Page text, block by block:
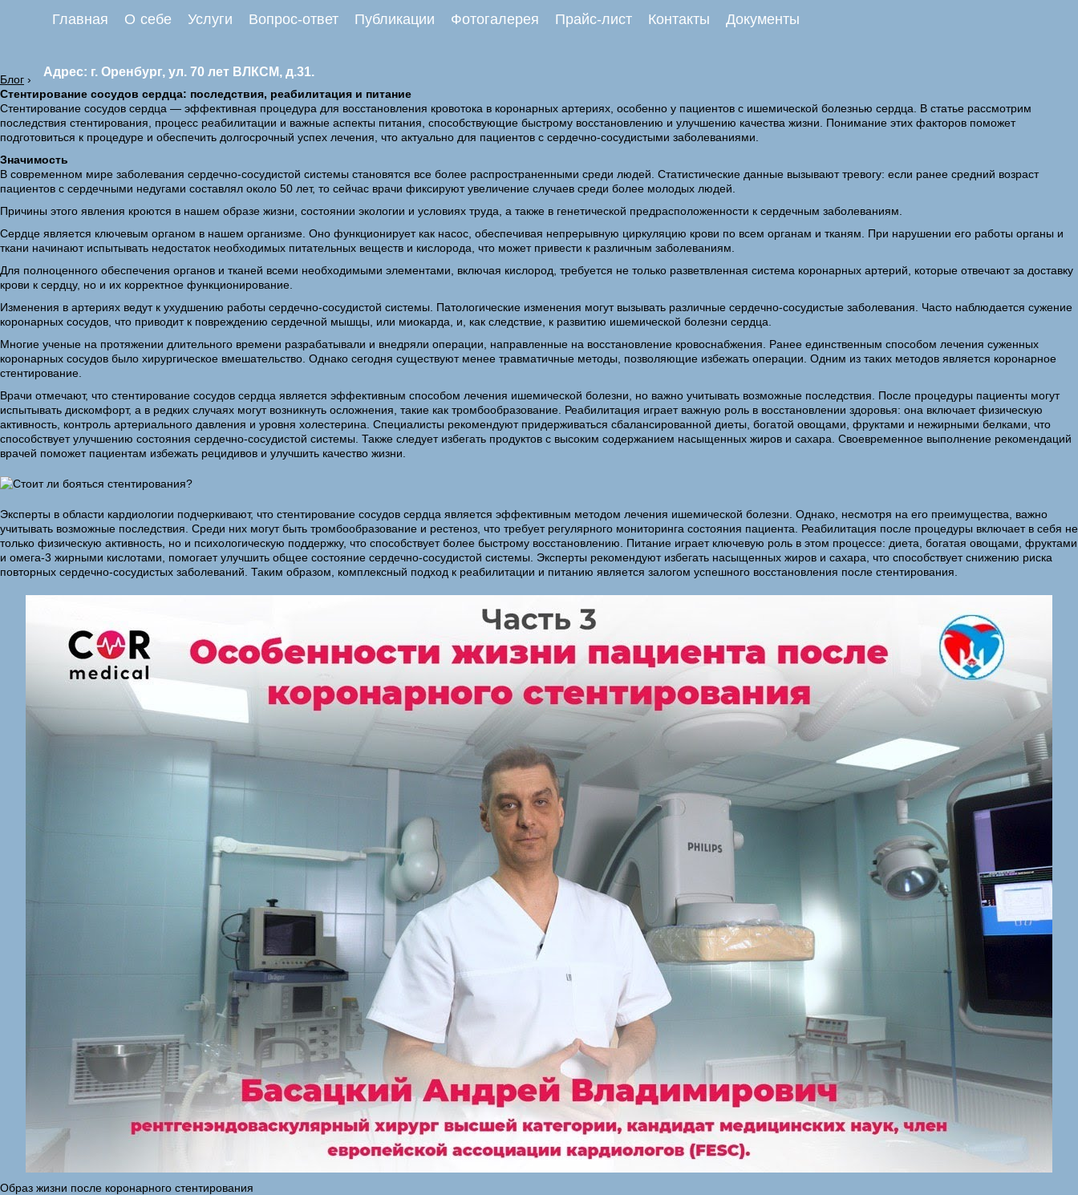
Главная О себе Услуги Вопрос-ответ Публикации Фотогалерея Прайс-лист Контакты Документы
Адрес: г. Оренбург, ул. 70 лет ВЛКСМ, д.31.
Блог ›
Стентирование сосудов сердца: последствия, реабилитация и питание
Стентирование сосудов сердца — эффективная процедура для восстановления кровотока в коронарных артериях, особенно у пациентов с ишемической болезнью сердца. В статье рассмотрим
последствия стентирования, процесс реабилитации и важные аспекты питания, способствующие быстрому восстановлению и улучшению качества жизни. Понимание этих факторов поможет
подготовиться к процедуре и обеспечить долгосрочный успех лечения, что актуально для пациентов с сердечно-сосудистыми заболеваниями.
Значимость
В современном мире заболевания сердечно-сосудистой системы становятся все более распространенными среди людей. Статистические данные вызывают тревогу: если ранее средний возраст
пациентов с сердечными недугами составлял около 50 лет, то сейчас врачи фиксируют увеличение случаев среди более молодых людей.
Причины этого явления кроются в нашем образе жизни, состоянии экологии и условиях труда, а также в генетической предрасположенности к сердечным заболеваниям.
Сердце является ключевым органом в нашем организме. Оно функционирует как насос, обеспечивая непрерывную циркуляцию крови по всем органам и тканям. При нарушении его работы органы и
ткани начинают испытывать недостаток необходимых питательных веществ и кислорода, что может привести к различным заболеваниям.
Для полноценного обеспечения органов и тканей всеми необходимыми элементами, включая кислород, требуется не только разветвленная система коронарных артерий, которые отвечают за доставку
крови к сердцу, но и их корректное функционирование.
Изменения в артериях ведут к ухудшению работы сердечно-сосудистой системы. Патологические изменения могут вызывать различные сердечно-сосудистые заболевания. Часто наблюдается сужение
коронарных сосудов, что приводит к повреждению сердечной мышцы, или миокарда, и, как следствие, к развитию ишемической болезни сердца.
Многие ученые на протяжении длительного времени разрабатывали и внедряли операции, направленные на восстановление кровоснабжения. Ранее единственным способом лечения суженных
коронарных сосудов было хирургическое вмешательство. Однако сегодня существуют менее травматичные методы, позволяющие избежать операции. Одним из таких методов является коронарное
стентирование.
Врачи отмечают, что стентирование сосудов сердца является эффективным способом лечения ишемической болезни, но важно учитывать возможные последствия. После процедуры пациенты могут
испытывать дискомфорт, а в редких случаях могут возникнуть осложнения, такие как тромбообразование. Реабилитация играет важную роль в восстановлении здоровья: она включает физическую
активность, контроль артериального давления и уровня холестерина. Специалисты рекомендуют придерживаться сбалансированной диеты, богатой овощами, фруктами и нежирными белками, что
способствует улучшению состояния сердечно-сосудистой системы. Также следует избегать продуктов с высоким содержанием насыщенных жиров и сахара. Своевременное выполнение рекомендаций
врачей поможет пациентам избежать рецидивов и улучшить качество жизни.
Эксперты в области кардиологии подчеркивают, что стентирование сосудов сердца является эффективным методом лечения ишемической болезни. Однако, несмотря на его преимущества, важно
учитывать возможные последствия. Среди них могут быть тромбообразование и рестеноз, что требует регулярного мониторинга состояния пациента. Реабилитация после процедуры включает в себя не
только физическую активность, но и психологическую поддержку, что способствует более быстрому восстановлению. Питание играет ключевую роль в этом процессе: диета, богатая овощами, фруктами
и омега-3 жирными кислотами, помогает улучшить общее состояние сердечно-сосудистой системы. Эксперты рекомендуют избегать насыщенных жиров и сахара, что способствует снижению риска
повторных сердечно-сосудистых заболеваний. Таким образом, комплексный подход к реабилитации и питанию является залогом успешного восстановления после стентирования.
Образ жизни после коронарного стентирования